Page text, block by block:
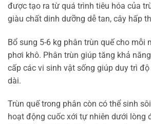
được tạo ra từ quá trình tiêu hóa của
giàu chất dinh dưỡng dễ tan, cây hấp
Bổ sung 5-6 kg phân trùn quế cho mỗi
phơi khô. Phân trùn giúp tăng khả
cấp các vi sinh vật sống giúp duy trì
dài.
Trùn quế trong phân còn có thể sinh
hoạt động cuốc xới tự nhiên dưới lòng